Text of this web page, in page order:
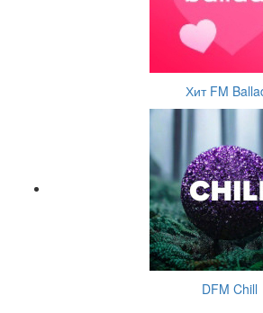
Хит FM
DFM Chill